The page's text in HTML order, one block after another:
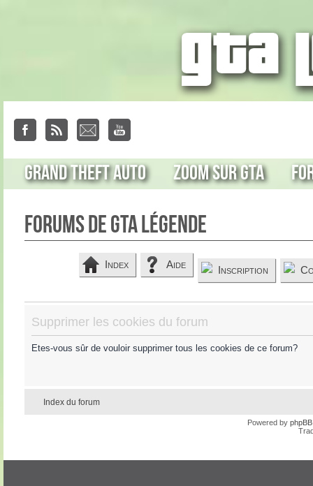
Grand Theft Auto Zoom sur GTA
Forums de GTA Légende
Index Aide Inscription
Supprimer les cookies du forum
Etes-vous sûr de vouloir supprimer tous les cookies de ce forum?
Index du forum
Powered by phpBB